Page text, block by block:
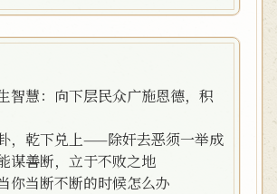
智慧：向下层民众广施恩德，积
，乾下兑上——除奸去恶须一举成
谋善断，立于不败之地
你当断不断的时候怎么办